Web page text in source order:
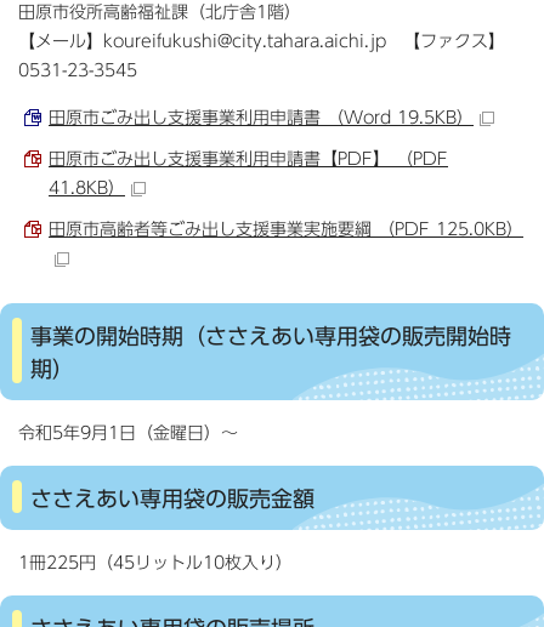
田原市役所高齢福祉課（北庁舎1階）
【メール】koureifukushi@city.tahara.aichi.jp 【ファクス】
0531-23-3545
田原市ごみ出し支援事業利用申請書 （Word 19.5KB）
田原市ごみ出し支援事業利用申請書【PDF】 （PDF
41.8KB）
田原市高齢者等ごみ出し支援事業実施要綱 （PDF 125.0KB）
事業の開始時期（ささえあい専用袋の販売開始時
期）
令和5年9月1日（金曜日）〜
ささえあい専用袋の販売金額
1冊225円（45リットル10枚入り）